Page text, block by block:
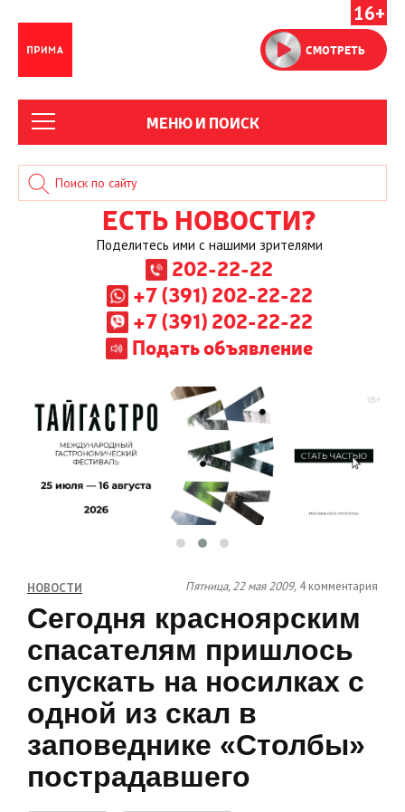
16+
СМОТРЕТЬ
МЕНЮ И ПОИСК
ЕСТЬ НОВОСТИ?
Поделитесь ими с нашими зрителями
202-22-22
+7 (391) 202-22-22
+7 (391) 202-22-22
Подать объявление
НОВОСТИ Пятница, 22 мая 2009, 4 комментария
Сегодня красноярским
спасателям пришлось
спускать на носилках с
одной из скал в
заповеднике «Столбы»
пострадавшего